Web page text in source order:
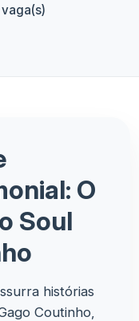
vaga(s)
O
Soul
histórias
Coutinho,